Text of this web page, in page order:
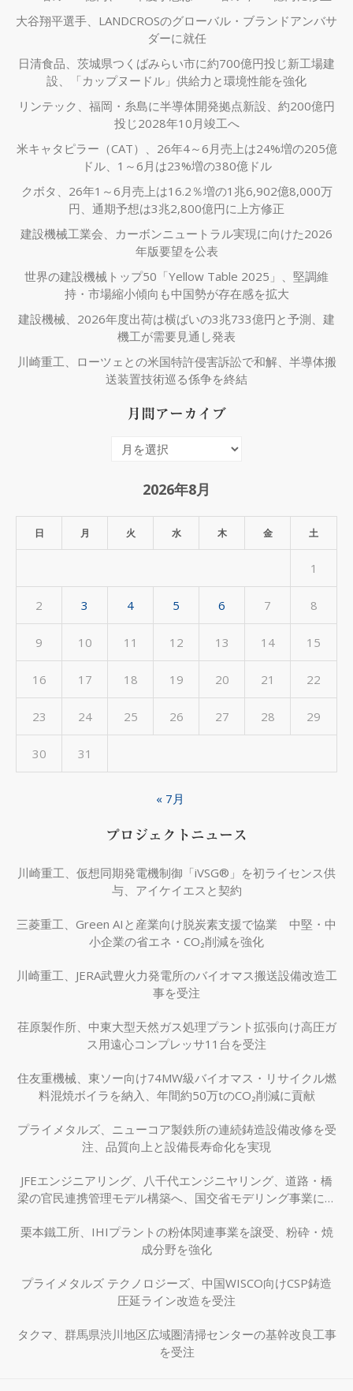
大谷翔平選手、LANDCROSのグローバル・ブランドアンバサ
ダーに就任
日清食品、茨城県つくばみらい市に約700億円投じ新工場建
設、「カップヌードル」供給力と環境性能を強化
リンテック、福岡・糸島に半導体開発拠点新設、約200億円
投じ2028年10月竣工へ
米キャタピラー（CAT）、26年4～6月売上は24%増の205億
ドル、1～6月は23%増の380億ドル
クボタ、26年1～6月売上は16.2％増の1兆6,902億8,000万
円、通期予想は3兆2,800億円に上方修正
建設機械工業会、カーボンニュートラル実現に向けた2026
年版要望を公表
世界の建設機械トップ50「Yellow Table 2025」、堅調維
持・市場縮小傾向も中国勢が存在感を拡大
建設機械、2026年度出荷は横ばいの3兆733億円と予測、建
機工が需要見通し発表
川崎重工、ローツェとの米国特許侵害訴訟で和解、半導体搬
送装置技術巡る係争を終結
月間アーカイブ
イ
2026年8月
日 月 火 水 木 金 土
1
2 3 4 5 6 7 8
9 10 11 12 13 14 15
16 17 18 19 20 21 22
23 24 25 26 27 28 29
30 31
« 7月
プロジェクトニュース
川崎重工、仮想同期発電機制御「iVSG®」を初ライセンス供
与、アイケイエスと契約
三菱重工、Green AIと産業向け脱炭素支援で協業 中堅・中
小企業の省エネ・CO₂削減を強化
川崎重工、JERA武豊火力発電所のバイオマス搬送設備改造工
事を受注
荏原製作所、中東大型天然ガス処理プラント拡張向け高圧ガ
ス用遠心コンプレッサ11台を受注
住友重機械、東ソー向け74MW級バイオマス・リサイクル燃
料混焼ボイラを納入、年間約50万tのCO₂削減に貢献
プライメタルズ、ニューコア製鉄所の連続鋳造設備改修を受
注、品質向上と設備長寿命化を実現
JFEエンジニアリング、八千代エンジニヤリング、道路・橋
梁の官民連携管理モデル構築へ、国交省モデリング事業に採
栗本鐵工所、IHIプラントの粉体関連事業を譲受、粉砕・焼
成分野を強化
プライメタルズ テクノロジーズ、中国WISCO向けCSP鋳造
圧延ライン改造を受注
タクマ、群馬県渋川地区広域圏清掃センターの基幹改良工事
を受注